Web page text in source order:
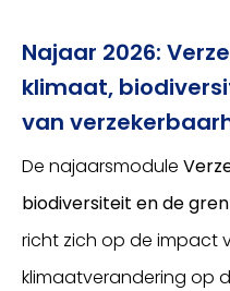
Najaar 2026:
klimaat,
van
De najaarsmodule
biodiversiteit en de
richt zich op de impact
klimaatverandering op